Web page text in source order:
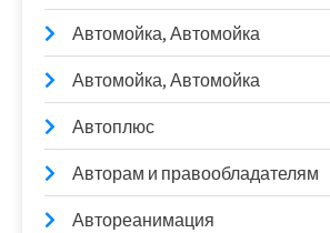
Автомойка, Автомойка
Автомойка, Автомойка
Автоплюс
Авторам и правообладателям
Автореанимация